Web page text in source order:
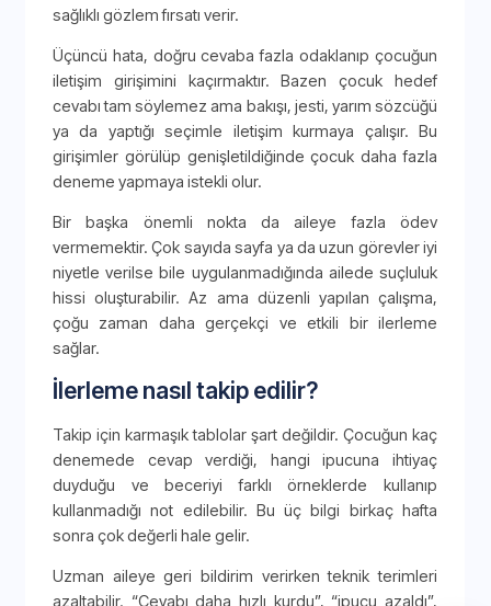
sağlıklı gözlem fırsatı verir.
Üçüncü hata, doğru cevaba fazla odaklanıp çocuğun
iletişim girişimini kaçırmaktır. Bazen çocuk hedef
cevabı tam söylemez ama bakışı, jesti, yarım sözcüğü
ya da yaptığı seçimle iletişim kurmaya çalışır. Bu
girişimler görülüp genişletildiğinde çocuk daha fazla
deneme yapmaya istekli olur.
Bir başka önemli nokta da aileye fazla ödev
vermemektir. Çok sayıda sayfa ya da uzun görevler iyi
niyetle verilse bile uygulanmadığında ailede suçluluk
hissi oluşturabilir. Az ama düzenli yapılan çalışma,
çoğu zaman daha gerçekçi ve etkili bir ilerleme
sağlar.
İlerleme nasıl takip edilir?
Takip için karmaşık tablolar şart değildir. Çocuğun kaç
denemede cevap verdiği, hangi ipucuna ihtiyaç
duyduğu ve beceriyi farklı örneklerde kullanıp
kullanmadığı not edilebilir. Bu üç bilgi birkaç hafta
sonra çok değerli hale gelir.
Uzman aileye geri bildirim verirken teknik terimleri
azaltabilir. “Cevabı daha hızlı kurdu”, “ipucu azaldı”,